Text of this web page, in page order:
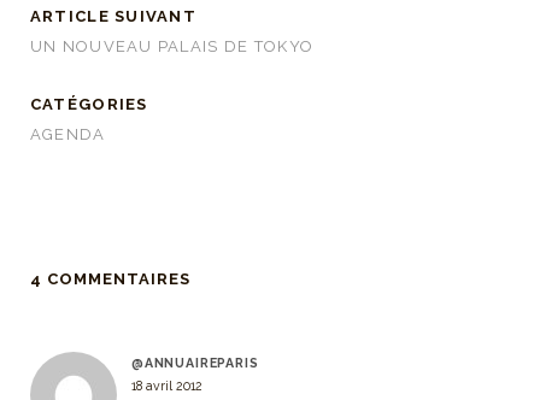
ARTICLE SUIVANT
UN NOUVEAU PALAIS DE TOKYO
CATÉGORIES
AGENDA
4 COMMENTAIRES
@ANNUAIREPARIS
18 avril 2012